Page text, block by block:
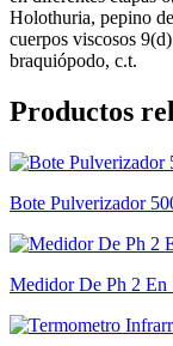
Holothuria, pepino
cuerpos viscosos
braquiópodo, c.t.
Productos
Bote Pulverizador
Medidor De Ph 2 En